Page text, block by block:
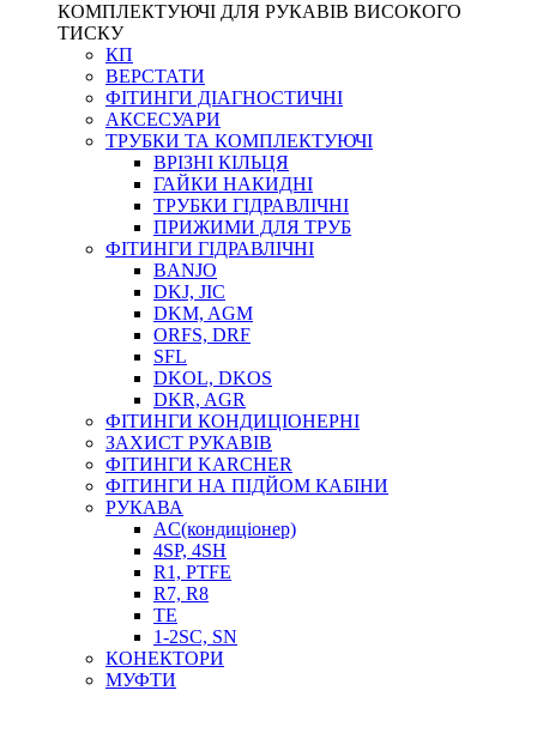
КОМПЛЕКТУЮЧІ ДЛЯ РУКАВІВ ВИСОКОГО
ТИСКУ
КП
ВЕРСТАТИ
ФІТИНГИ ДІАГНОСТИЧНІ
АКСЕСУАРИ
ТРУБКИ ТА КОМПЛЕКТУЮЧІ
ВРІЗНІ КІЛЬЦЯ
ГАЙКИ НАКИДНІ
ТРУБКИ ГІДРАВЛІЧНІ
ПРИЖИМИ ДЛЯ ТРУБ
ФІТИНГИ ГІДРАВЛІЧНІ
BANJO
DKJ, JIC
DKM, AGM
ORFS, DRF
SFL
DKOL, DKOS
DKR, AGR
ФІТИНГИ КОНДИЦІОНЕРНІ
ЗАХИСТ РУКАВІВ
ФІТИНГИ KARCHER
ФІТИНГИ НА ПІДЙОМ КАБІНИ
РУКАВА
AC(кондиціонер)
4SP, 4SH
R1, PTFE
R7, R8
TE
1-2SC, SN
КОНЕКТОРИ
МУФТИ